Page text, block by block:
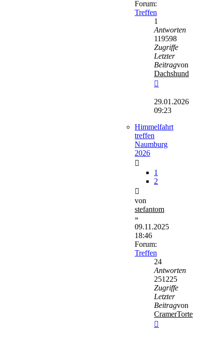
Forum:
Treffen
1
Antworten
119598
Zugriffe
Letzter
Beitragvon
Dachshund
Beitrag
29.01.2026
09:23
Himmelfahrt
treffen
Naumburg
2026
1
2
von
stefantom
»
09.11.2025
18:46
Forum:
Treffen
24
Antworten
251225
Zugriffe
Letzter
Beitragvon
CramerTorte